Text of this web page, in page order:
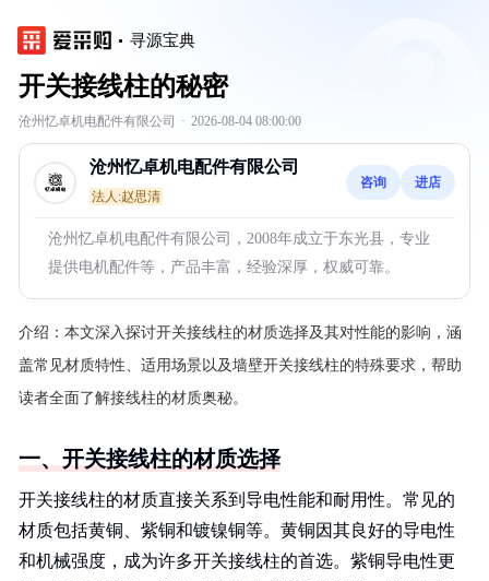
寻源宝典
开关接线柱的秘密
沧州忆卓机电配件有限公司 · 2026-08-04 08:00:00
沧州忆卓机电配件有限公司
法人:赵思清
咨询 进店
沧州忆卓机电配件有限公司，2008年成立于东光县，专业
提供电机配件等，产品丰富，经验深厚，权威可靠。
介绍： 本文深入探讨开关接线柱的材质选择及其对性能的影响，涵
盖常见材质特性、适用场景以及墙壁开关接线柱的特殊要求，帮助
读者全面了解接线柱的材质奥秘。
一、开关接线柱的材质选择
开关接线柱的材质直接关系到导电性能和耐用性。常见的
材质包括黄铜、紫铜和镀镍铜等。黄铜因其良好的导电性
和机械强度，成为许多开关接线柱的首选。紫铜导电性更